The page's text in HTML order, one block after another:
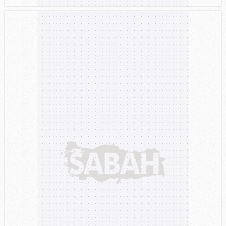
Sizlere daha iyi bir hizmet sunabilmek için İnternet
Sitemizde kendimize ve üçüncü kişilere ait çerezler
kullanılmaktadır. Bu çerezler vasıtasıyla çeşitli kişisel
verileriniz işlenmekte olup gerekli olan çerezler bilgi
toplumu hizmetlerinin sunulması amacıyla
kullanılmaktadır. Diğer çerezler, sitemizin daha işlevsel
kılınması ve kişiselleştirilmesi ve sizlere yönelik
reklam/pazarlama faaliyetlerinin yapılması, amaçlarıyla
sınırlı olarak açık rızanız dahilinde kullanılacaktır.
Çerezlere ilişkin tercihlerinizi aşağıda yer alan panel
vasıtasıyla belirleyebilirsiniz. Çerezlere ilişkin detaylı bilgi
için Ayarlar butonuna tıklayabilir, Çerez Bilgilendirme
Metnimiziziyaret edebilirsiniz.
6698 sayılı Kişisel Verilerin Korunması Kanunu uyarınca
hazırlanmış Aydınlatma Metnimizi okumak ve sitemizde